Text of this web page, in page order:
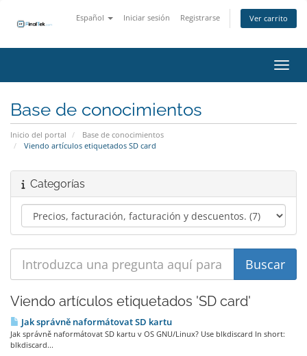
Español Iniciar sesión Registrarse Ver carrito
Base de conocimientos
Inicio del portal
Base de conocimientos
Viendo artículos etiquetados SD card
Categorías
Viendo artículos etiquetados 'SD card'
Jak správně naformátovat SD kartu
Jak správně naformátovat SD kartu v OS GNU/Linux? Use blkdiscard In short:
blkdiscard...